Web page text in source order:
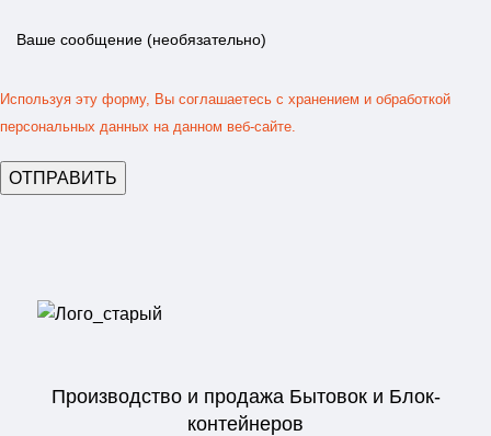
Используя эту форму, Вы соглашаетесь с хранением и обработкой
персональных данных на данном веб-сайте.
Производство и продажа Бытовок и Блок-
контейнеров